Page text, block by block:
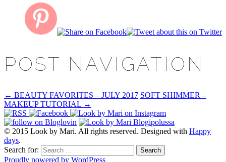
POST NAVIGATION
← BEAUTY FAVORITES – JULY 2017 SOFT SHIMMER –
MAKEUP TUTORIAL →
© 2015 Look by Mari. All rights reserved. Designed with Happy
days.
Search for:
Proudly powered by WordPress